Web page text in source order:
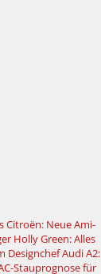
Citroën: Neue Ami-
Holly Green: Alles
DesignchefAudi A2:
Stauprognose für